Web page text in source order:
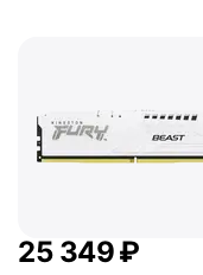
25 349₽